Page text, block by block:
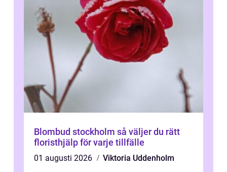
Blombud stockholm så väljer du rätt
floristhjälp för varje tillfälle
01 augusti 2026
Viktoria Uddenholm